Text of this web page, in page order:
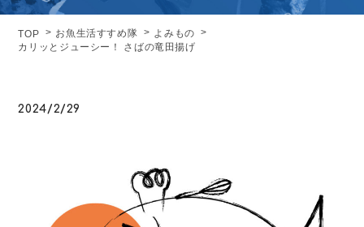
TOP お魚生活すすめ隊
よみもの
カリッとジューシー！ さばの竜田揚げ
2024/2/29